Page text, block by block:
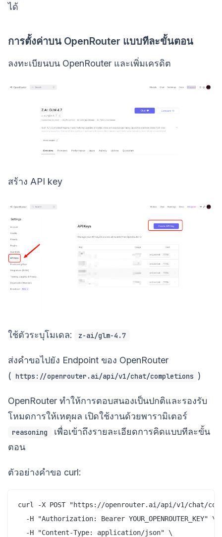
ได้
การตั้งค่าบน OpenRouter แบบทีละขั้นตอน
ลงทะเบียนบน OpenRouter และเพิ่มเครดิต
สร้าง API key
ใช้ตัวระบุโมเดล: z-ai/glm-4.7
ส่งคำขอไปยัง Endpoint ของ OpenRouter
( https://openrouter.ai/api/v1/chat/completions )
OpenRouter ทำให้การตอบสนองเป็นปกติและรองรับ
โหมดการให้เหตุผล เปิดใช้งานด้วยพารามิเตอร์
reasoning
เพื่อเข้าถึงรายละเอียดการคิดแบบทีละขั้น
ตอน
ตัวอย่างคำขอ curl:
curl -X POST "https://openrouter.ai/api/v1/chat/
  -H "Authorization: Bearer YOUR_OPENROUTER_KEY" \
  -H "Content-Type: application/json" \